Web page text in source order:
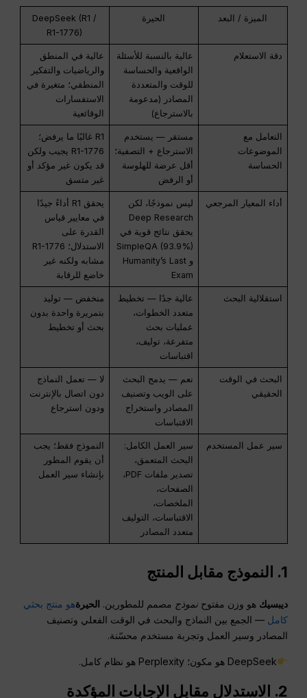
الميزة / البعد الحيرة
DeepSeek (R1 /
R1-1776)
دقة الاستعلام
عالية بالنسبة للأسئلة
الواقعية والحساسة
للوقت والمتعددة
المصادر (مدعومة
بالاسترجاع)
عالية في المنطق
والرياضيات والتفكير
المنطقي؛ متغيرة في
الاستفسارات
الوقائعية
التعامل مع
الموضوعات
الحساسة
مستقر — يستخدم
الاسترجاع + التصفية؛
أقل عرضة للهلوسة
أو الرفض
R1 غالبًا ما يرفض؛
R1-1776 يجيب ولكن
قد يكون غير مؤكد أو
غير متسق
أداء المعيار المرجعي
ليس نموذجًا، لكن
Deep Research
يحقق نتائج قوية في
SimpleQA (93.9%)
و Humanity’s Last
Exam
يحقق R1 أداءً جيدًا
في معايير قياس
القدرة على
الاستدلال؛ R1-1776
مشابه ولكنه غير
خاضع للرقابة
استقلالية البحث
عالية جدًا — تخطيط
متعدد الخطوات،
عمليات بحث
متفرعة، توليف،
اقتباسات
منخفض — توليد
بتمريرة واحدة بدون
بحث أو تخطيط
البحث في الوقت
الحقيقي
نعم — يدمج البحث
على الويب وتصنيف
المصادر واستخراج
الاقتباسات
لا — تعمل النماذج
دون اتصال بالإنترنت
ودون استرجاع
سير عمل المستخدم
سير العمل الكامل:
البحث المتعمق،
تصدير ملفات PDF،
الصفحات،
الملخصات،
الاقتباسات، التوليف
متعدد المصادر
النموذج فقط؛ يجب
أن يقوم المطور
بإنشاء سير العمل
1. النموذج مقابل المنتج
ديبسيك هو وزن مفتوحنموذج مصمم للمطورين. الحيرةهو منتج بحثي
كامل— الجمع بين النماذج والبحث في الوقت الفعلي وتصنيف
المصادر وسير العمل وتجربة مستخدم محسّنة.
DeepSeek هو مكون؛ Perplexity هو نظام كامل.
2. الاستدلال مقابل الإجابات المؤكدة